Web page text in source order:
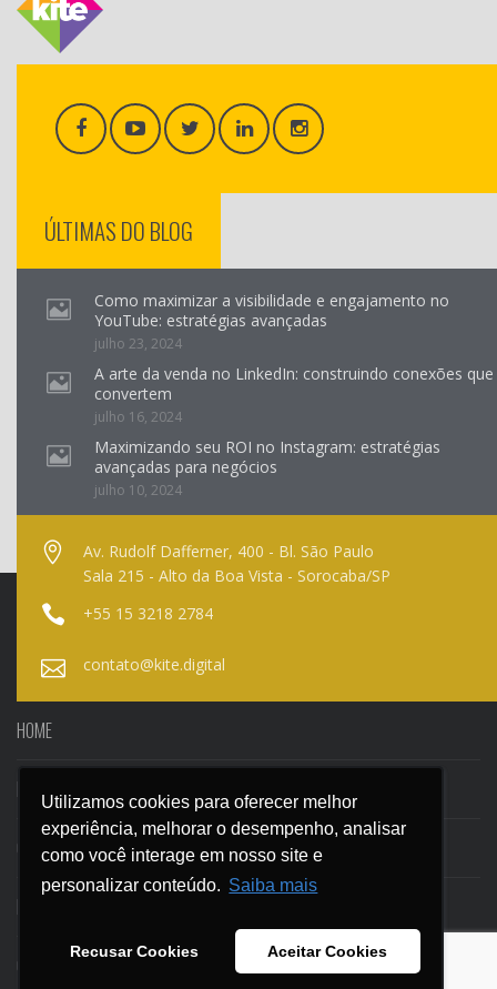
Utilizamos cookies para oferecer melhor
experiência, melhorar o desempenho, analisar
como você interage em nosso site e
personalizar conteúdo. Saiba mais
Recusar Cookies Aceitar Cookies
Utilizamos cookies para oferecer melhor
experiência, melhorar o desempenho, analisar
como você interage em nosso site e
personalizar conteúdo. Saiba mais
Recusar Cookies Aceitar Cookies
ÚLTIMAS DO BLOG
Como maximizar a visibilidade e engajamento no
YouTube: estratégias avançadas
julho 23, 2024
A arte da venda no LinkedIn: construindo conexões que
convertem
julho 16, 2024
Maximizando seu ROI no Instagram: estratégias
avançadas para negócios
julho 10, 2024
Av. Rudolf Dafferner, 400 - Bl. São Paulo
Sala 215 - Alto da Boa Vista - Sorocaba/SP
+55 15 3218 2784
contato@kite.digital
HOME
NOSSO BLOG
CASES
CONTATO